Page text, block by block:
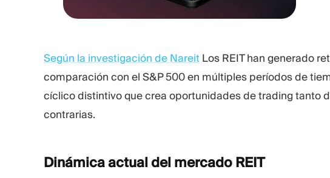
Según la investigación de Nareit Los REIT han generado
comparación con el S&P 500 en múltiples períodos de
cíclico distintivo que crea oportunidades de trading tanto
contrarias.
Dinámica actual del mercado REIT